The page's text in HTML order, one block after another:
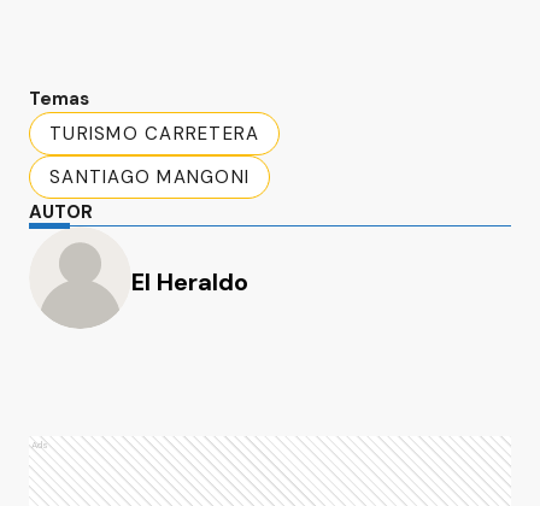
Temas
TURISMO CARRETERA
SANTIAGO MANGONI
AUTOR
El Heraldo
Ads